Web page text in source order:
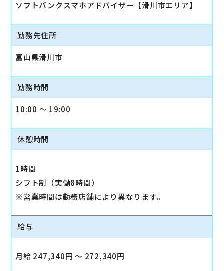
ソフトバンクスマホアドバイザー【滑川市エリア】
勤務先住所
富山県滑川市
勤務時間
10:00 〜 19:00
休憩時間
1時間
シフト制（実働8時間）
※営業時間は勤務店舗により異なります。
給与
月給 247,340円 〜 272,340円